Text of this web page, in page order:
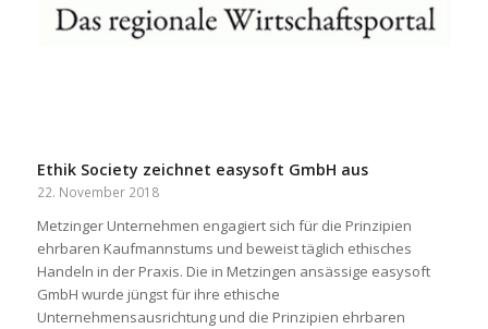
Ethik Society zeichnet easysoft GmbH aus
22. November 2018
Metzinger Unternehmen engagiert sich für die Prinzipien
ehrbaren Kaufmannstums und beweist täglich ethisches
Handeln in der Praxis. Die in Metzingen ansässige easysoft
GmbH wurde jüngst für ihre ethische
Unternehmensausrichtung und die Prinzipien ehrbaren